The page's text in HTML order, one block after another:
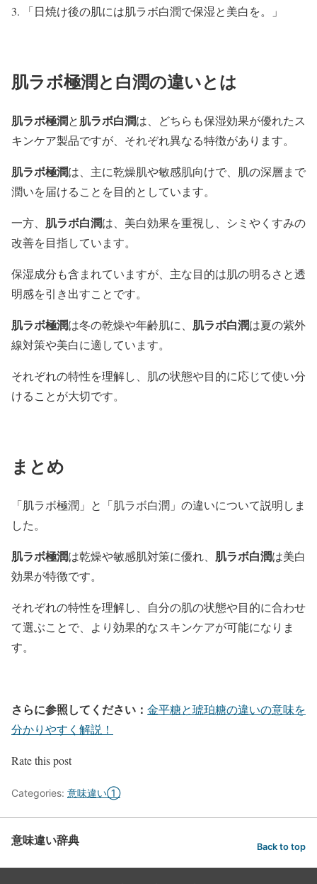
「日焼け後の肌には肌ラボ白潤で保湿と美白を。」
肌ラボ極潤と白潤の違いとは
肌ラボ極潤と肌ラボ白潤は、どちらも保湿効果が優れたス
キンケア製品ですが、それぞれ異なる特徴があります。
肌ラボ極潤は、主に乾燥肌や敏感肌向けで、肌の深層まで
潤いを届けることを目的としています。
一方、 肌ラボ白潤は、美白効果を重視し、シミやくすみの
改善を目指しています。
保湿成分も含まれていますが、主な目的は肌の明るさと透
明感を引き出すことです。
肌ラボ極潤は冬の乾燥や年齢肌に、 肌ラボ白潤は夏の紫外
線対策や美白に適しています。
それぞれの特性を理解し、肌の状態や目的に応じて使い分
けることが大切です。
まとめ
「肌ラボ極潤」と「肌ラボ白潤」の違いについて説明しま
した。
肌ラボ極潤は乾燥や敏感肌対策に優れ、 肌ラボ白潤は美白
効果が特徴です。
それぞれの特性を理解し、自分の肌の状態や目的に合わせ
て選ぶことで、より効果的なスキンケアが可能になりま
す。
さらに参照してください： 金平糖と琥珀糖の違いの意味を
分かりやすく解説！
Rate this post
Categories: 意味違い①
意味違い辞典 Back to top